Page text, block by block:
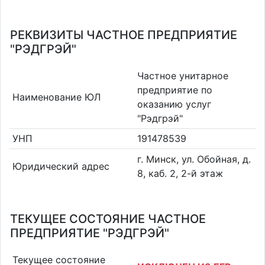
РЕКВИЗИТЫ ЧАСТНОЕ ПРЕДПРИЯТИЕ
"РЭДГРЭЙ"
Наименование ЮЛ
Частное унитарное
предприятие по
оказанию услуг
"Рэдгрэй"
УНП
191478539
Юридический адрес
г. Минск, ул. Обойная, д.
8, каб. 2, 2-й этаж
ТЕКУЩЕЕ СОСТОЯНИЕ ЧАСТНОЕ
ПРЕДПРИЯТИЕ "РЭДГРЭЙ"
Текущее состояние